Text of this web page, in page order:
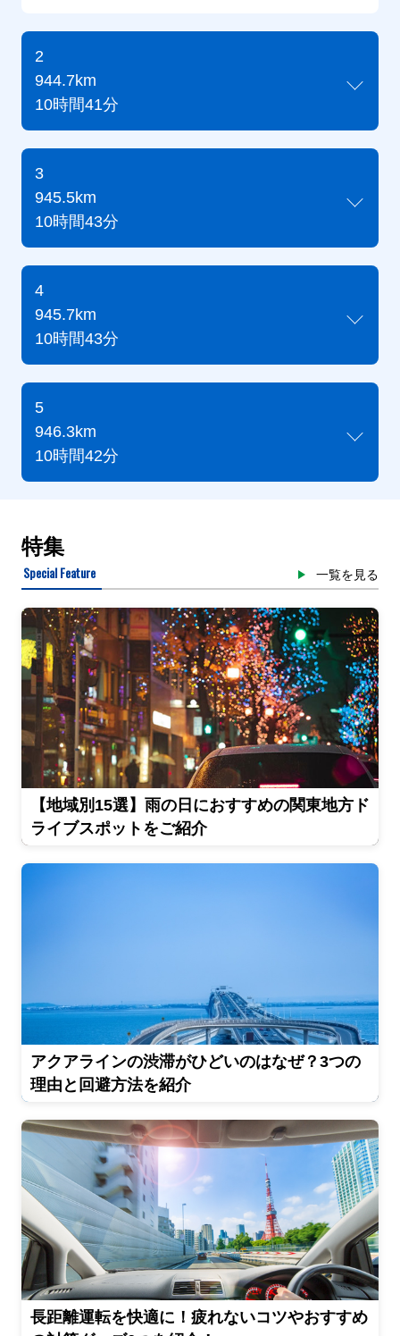
2
944.7km
10時間41分
3
945.5km
10時間43分
4
945.7km
10時間43分
5
946.3km
10時間42分
特集
Special Feature 一覧を見る
【地域別15選】雨の日におすすめの関東地方ド
ライブスポットをご紹介
アクアラインの渋滞がひどいのはなぜ？3つの
理由と回避方法を紹介
長距離運転を快適に！疲れないコツやおすすめ